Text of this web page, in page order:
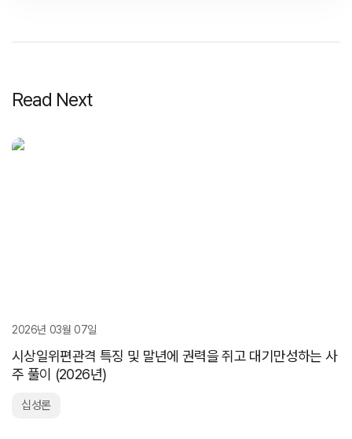
Read Next
2026년 03월 07일
시상일위편관격 특징 및 말년에 권력을 쥐고 대기만성하는 사
주 풀이 (2026년)
십성론